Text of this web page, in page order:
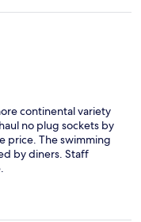
continental variety
no plug sockets by
price. The swimming
by diners. Staff